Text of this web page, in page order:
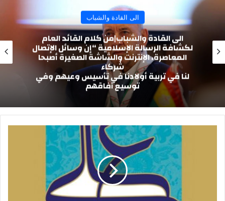
الى القادة والشباب
الى القادة والشباب|من كلام القائد العام
لكشافة الرسالة الإسلامية “إن وسائل الإتصال
المعاصرة، الإنترنت والشاشة الصغيرة أصبحا
شركاء
لنا في تربية أولادنا في تأسيس وعيهم وفي
توسيع آفاقهم